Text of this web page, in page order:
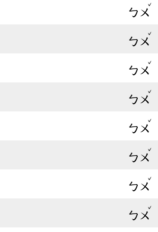
ㄅㄨ
ˇ
ㄅㄨ
ˇ
ㄅㄨ
ˇ
ㄅㄨ
ˇ
ㄅㄨ
ˇ
ㄅㄨ
ˇ
ㄅㄨ
ˇ
ㄅㄨ
ˇ